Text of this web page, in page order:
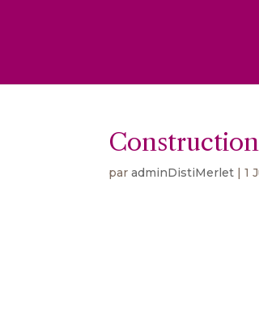
paradminDistiMerlet |1